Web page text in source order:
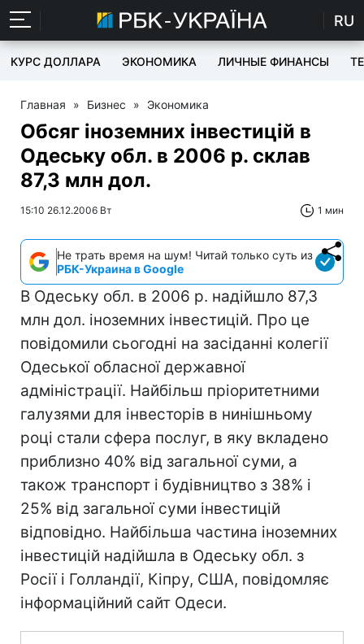
RU
КУРС ДОЛЛАРА ЭКОНОМИКА ЛИЧНЫЕ ФИНАНСЫ
Главная » Бизнес » Экономика
Обсяг іноземних інвестицій в
Одеську обл. в 2006 р. склав
87,3 млн дол.
15:10 26.12.2006 Вт 1 мин
Не трать время на шум! Читай только суть из
РБК-Украина в Google
В Одеську обл. в 2006 р. надійшло 87,3
млн дол. іноземних інвестицій. Про це
повідомили сьогодні на засіданні колегії
Одеської обласної державної
адміністрації. Найбільш пріоритетними
галузями для інвесторів в нинішньому
році стали сфера послуг, в яку вкладено
приблизно 40% від загальної суми, а
також транспорт і будівництво з 38% і
25% від загальної суми інвестицій
відповідно. Найбільша частина іноземних
інвестицій надійшла в Одеську обл. з
Росії і Голландії, Кіпру, США, повідомляє
інформаційний сайт Одеси.